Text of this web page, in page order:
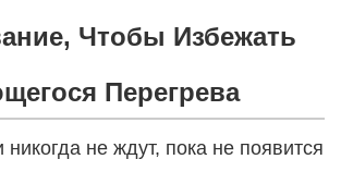
Чтобы Избежать
Перегрева
не ждут, пока не появится